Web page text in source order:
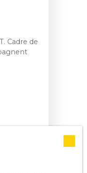
Cadre de